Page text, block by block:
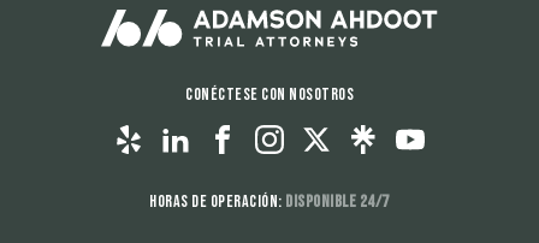
Conéctese con nosotros
Horas de operación: Disponible 24/7